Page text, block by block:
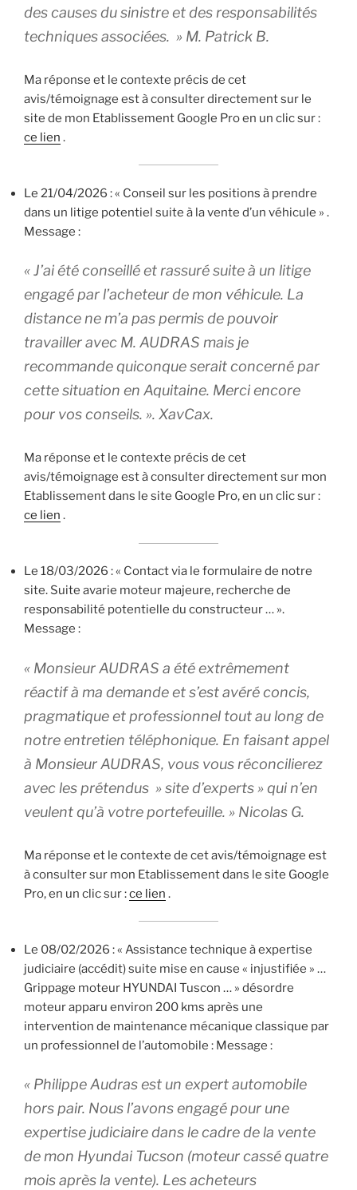
des causes du sinistre et des responsabilités
techniques associées. » M. Patrick B.
Ma réponse et le contexte précis de cet
avis/témoignage est à consulter directement sur le
site de mon Etablissement Google Pro en un clic sur :
ce lien .
Le 21/04/2026 : « Conseil sur les positions à prendre
dans un litige potentiel suite à la vente d’un véhicule » .
Message :
« J’ai été conseillé et rassuré suite à un litige
engagé par l’acheteur de mon véhicule. La
distance ne m’a pas permis de pouvoir
travailler avec M. AUDRAS mais je
recommande quiconque serait concerné par
cette situation en Aquitaine. Merci encore
pour vos conseils. ». XavCax.
Ma réponse et le contexte précis de cet
avis/témoignage est à consulter directement sur mon
Etablissement dans le site Google Pro, en un clic sur :
ce lien .
Le 18/03/2026 : « Contact via le formulaire de notre
site. Suite avarie moteur majeure, recherche de
responsabilité potentielle du constructeur … ».
Message :
« Monsieur AUDRAS a été extrêmement
réactif à ma demande et s’est avéré concis,
pragmatique et professionnel tout au long de
notre entretien téléphonique. En faisant appel
à Monsieur AUDRAS, vous vous réconcilierez
avec les prétendus » site d’experts » qui n’en
veulent qu’à votre portefeuille. » Nicolas G.
Ma réponse et le contexte de cet avis/témoignage est
à consulter sur mon Etablissement dans le site Google
Pro, en un clic sur :ce lien .
Le 08/02/2026 : « Assistance technique à expertise
judiciaire (accédit) suite mise en cause « injustifiée » …
Grippage moteur HYUNDAI Tuscon … » désordre
moteur apparu environ 200 kms après une
intervention de maintenance mécanique classique par
un professionnel de l’automobile : Message :
« Philippe Audras est un expert automobile
hors pair. Nous l’avons engagé pour une
expertise judiciaire dans le cadre de la vente
de mon Hyundai Tucson (moteur cassé quatre
mois après la vente). Les acheteurs